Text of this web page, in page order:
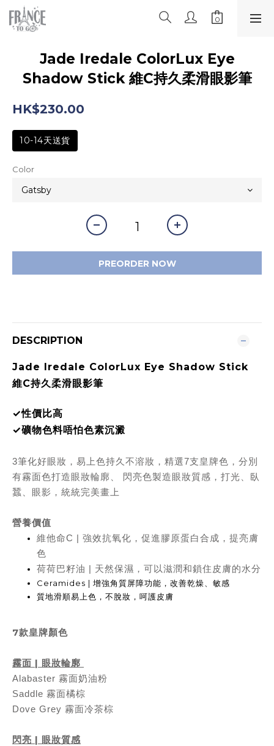
Jade Iredale ColorLux Eye
Shadow Stick 維C持久柔滑眼影筆
HK$230.00
10-14天送貨
Color
PREORDER NOW
DESCRIPTION
Jade Iredale ColorLux Eye Shadow Stick
維C持久柔滑眼影筆
✓性價比高
✓礦物色料唔怕色素沉澱
3筆化好眼妝，易上色持久不溶妝，精選7支皇牌色，分別
有霧面色打造眼妝輪廓、 閃亮色製造眼妝質感，打光、臥
蠶、眼影，統統完美畫上
營養價值
維他命C | 強效抗氧化，促進膠原蛋白合成，提亮膚
色
荷荷巴籽油 | 天然保濕，可以滋潤和鎖住皮膚的水分
Ceramides | 增強角質屏障功能，改善乾燥、敏感
質地滑順易上色，不脫妝，呵護皮膚
7款皇牌顏色
霧面 | 眼妝輪廓
Alabaster 霧面奶油粉
Saddle 霧面橘棕
Dove Grey 霧面冷茶棕
閃亮 | 眼妝質感